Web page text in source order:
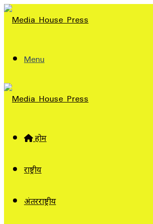
Menu
होम
राष्ट्रीय
अंतरराष्ट्रीय